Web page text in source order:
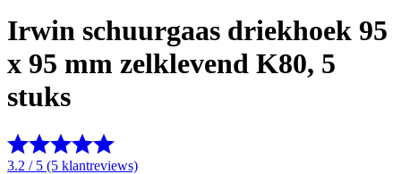
Irwin schuurgaas driekhoek 95
x 95 mm zelklevend K80, 5
stuks
3.2 / 5 (5 klantreviews)